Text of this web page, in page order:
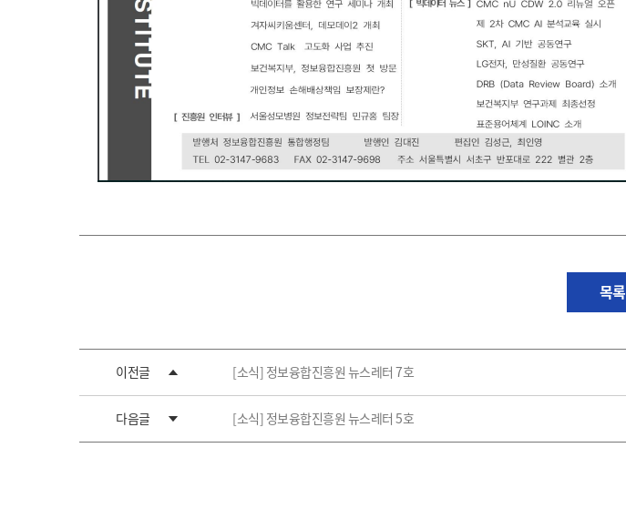
목록
이전글 [소식] 정보융합진흥원 뉴스레터 7호
다음글 [소식] 정보융합진흥원 뉴스레터 5호